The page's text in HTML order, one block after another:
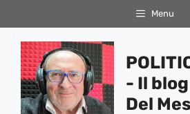
al
contenuto
Menu
- Il
Del